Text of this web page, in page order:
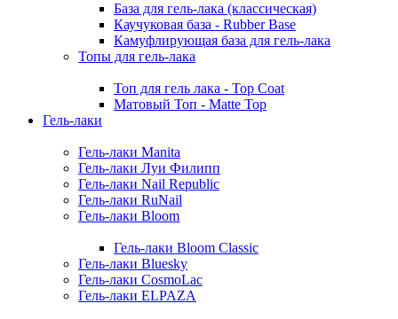
База для гель-лака (классическая)
Каучуковая база - Rubber Base
Камуфлирующая база для гель-лака
Топы для гель-лака
Топ для гель лака - Top Coat
Матовый Топ - Matte Top
Гель-лаки
Гель-лаки Manita
Гель-лаки Луи Филипп
Гель-лаки Nail Republic
Гель-лаки RuNail
Гель-лаки Bloom
Гель-лаки Bloom Classic
Гель-лаки Bluesky
Гель-лаки CosmoLac
Гель-лаки ELPAZA